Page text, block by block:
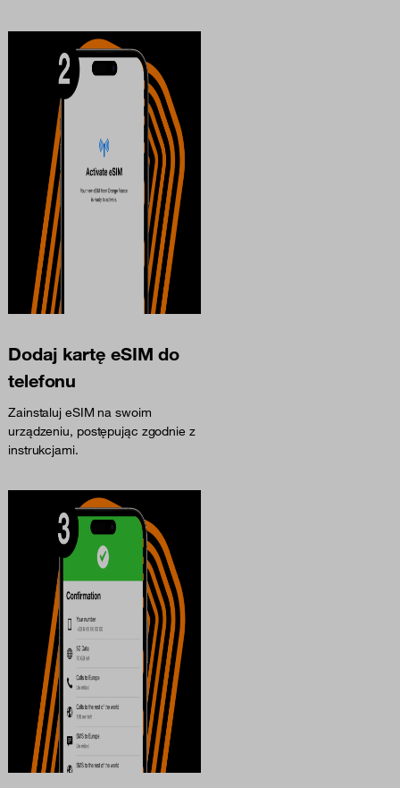
Dodaj kartę eSIM do
telefonu
Zainstaluj eSIM na swoim
urządzeniu, postępując zgodnie z
instrukcjami.